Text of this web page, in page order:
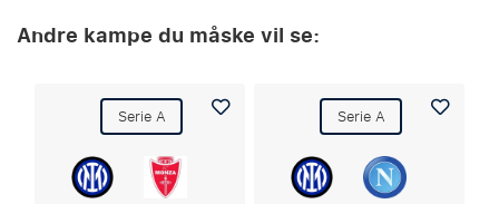
Andre kampe du måske vil se:
Serie A Serie A